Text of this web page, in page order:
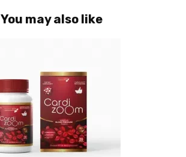
You may also like